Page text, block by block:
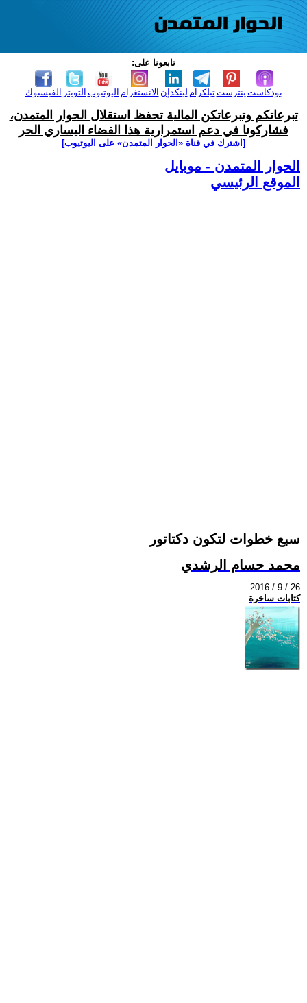
تابعونا على:
الفيسبوك التويتر اليوتيوب الانستغرام لينكدإن تيلكرامبنترست بودكاست
تبرعاتكم وتبرعاتكن المالية تحفظ استقلال الحوار المتمدن،
فشاركونا في دعم استمرارية هذا الفضاء اليساري الحر
[اشترك في قناة ‫«الحوار المتمدن» على اليوتيوب]
الحوار المتمدن - موبايل
الموقع الرئيسي
سبع خطوات لتكون دكتاتور
محمد حسام الرشدي
2016 / 9 / 26
كتابات ساخرة